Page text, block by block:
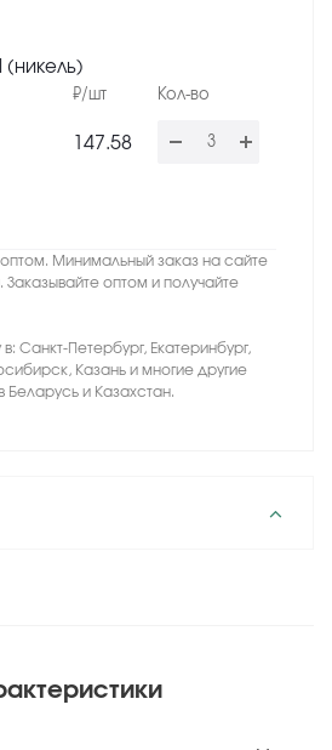
(никель)
147.58
Минимальный заказ на сайте
Заказывайте оптом и получайте
Санкт-Петербург, Екатеринбург,
Казань и многие другие
Беларусь и Казахстан.